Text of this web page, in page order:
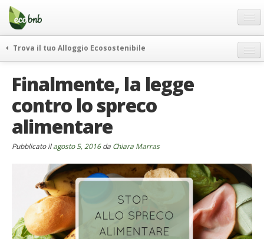
Menu
Salta
contenuto
Offerte Speciali
Regali
FAQ
Chi Siamo
Partner
Italiano
German
English
Trova il tuo Alloggio Ecosostenibile
itinerari
curiosità
vivere e viaggiare verde
rassegna stampa
Finalmente, la legge
contro lo spreco
alimentare
Pubblicato ilagosto 5, 2016da Chiara Marras